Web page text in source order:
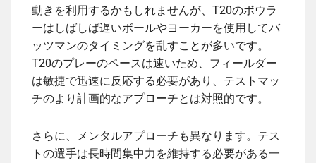
動きを利用するかもしれませんが、T20のボウラ
ーはしばしば遅いボールやヨーカーを使用してバ
ッツマンのタイミングを乱すことが多いです。
T20のプレーのペースは速いため、フィールダー
は敏捷で迅速に反応する必要があり、テストマッ
チのより計画的なアプローチとは対照的です。
さらに、メンタルアプローチも異なります。テス
トの選手は長時間集中力を維持する必要がある一